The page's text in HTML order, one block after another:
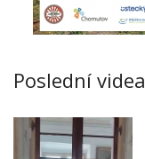
Poslední videa